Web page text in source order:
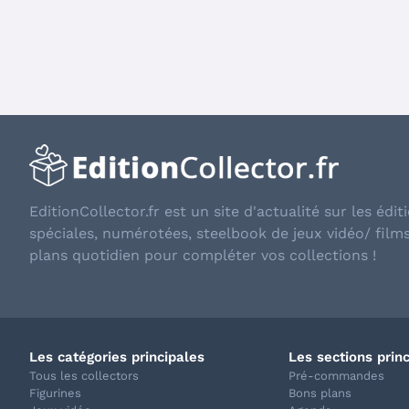
EditionCollector.fr est un site d'actualité sur les
spéciales, numérotées, steelbook de jeux vidéo/
plans quotidien pour compléter vos collections !
Les catégories principales
Tous les collectors
Figurines
Les sections
Pré-commandes
Bons plans